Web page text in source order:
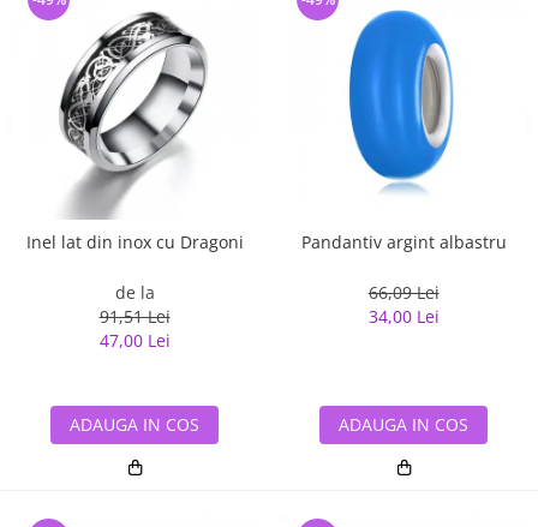
Inel lat din inox cu Dragoni
de la
91,51 Lei
47,00 Lei
ADAUGA IN COS
Pandantiv argint albastru
66,09 Lei
34,00 Lei
ADAUGA IN COS